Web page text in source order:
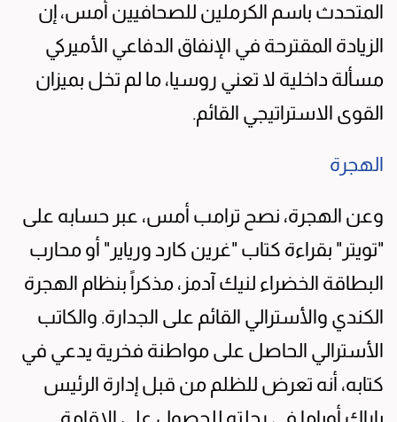
المتحدث باسم الكرملين للصحافيين أمس، إن
الزيادة المقترحة في الإنفاق الدفاعي الأميركي
مسألة داخلية لا تعني روسيا، ما لم تخل بميزان
القوى الاستراتيجي القائم.
الهجرة
وعن الهجرة، نصح ترامب أمس، عبر حسابه على
"تويتر" بقراءة كتاب "غرين كارد ورياير" أو محارب
البطاقة الخضراء لنيك آدمز، مذكراً بنظام الهجرة
الكندي والأسترالي القائم على الجدارة. والكاتب
الأسترالي الحاصل على مواطنة فخرية يدعي في
كتابه، أنه تعرض للظلم من قبل إدارة الرئيس